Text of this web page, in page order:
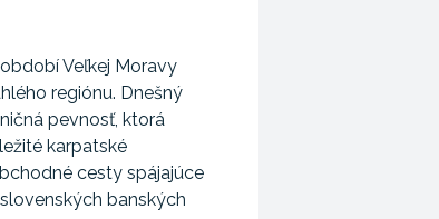
Veľkej Moravy
regiónu. Dnešný
pevnosť, ktorá
karpatské
cesty spájajúce
banských